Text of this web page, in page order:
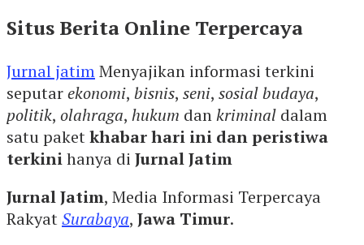
Situs Berita Online Terpercaya
Jurnal jatimMenyajikan informasi terkini
seputarekonomi, bisnis, seni, sosial budaya,
politik, olahraga, hukum dankriminal dalam
satu paketkhabar hari ini dan peristiwa
terkinihanya di Jurnal Jatim
Jurnal Jatim, Media Informasi Terpercaya
RakyatSurabaya, Jawa Timur.